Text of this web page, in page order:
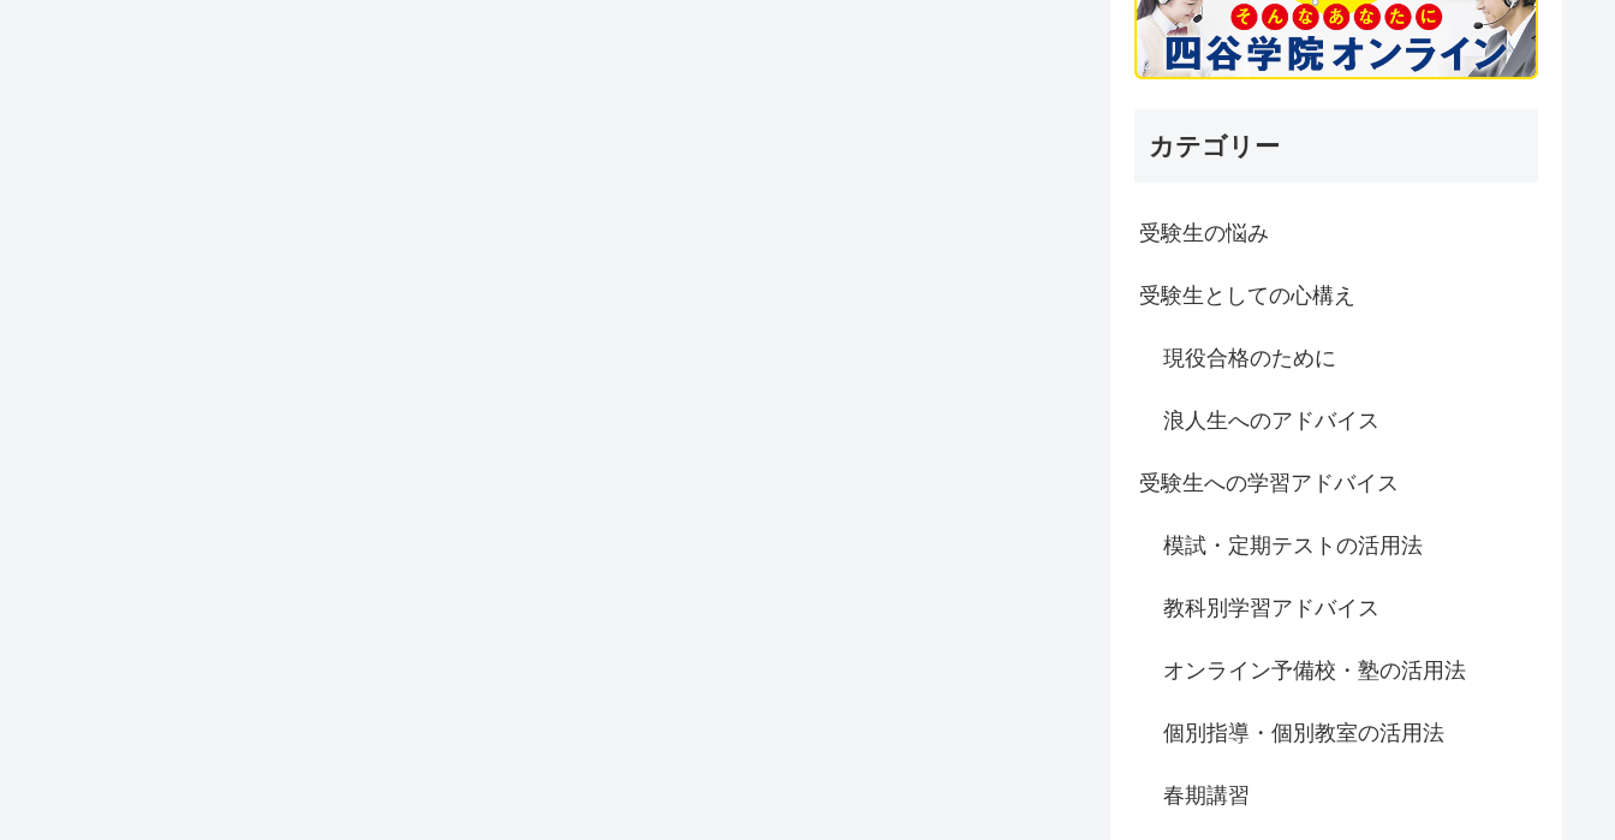
カテゴリー
受験生の悩み
受験生としての心構え
現役合格のために
浪人生へのアドバイス
受験生への学習アドバイス
模試・定期テストの活用法
教科別学習アドバイス
オンライン予備校・塾の活用法
個別指導・個別教室の活用法
春期講習